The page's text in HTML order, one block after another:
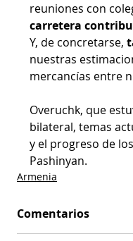
reuniones con
carretera
Y, de concretarse,
nuestras
mercancías entre
Overuchk, ​​que
bilateral, temas
y el progreso de
Pashinyan.
Armenia
Comentarios